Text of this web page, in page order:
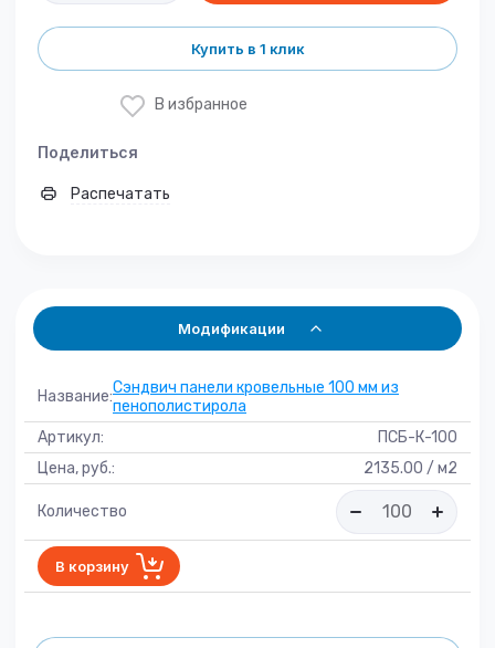
Купить в 1 клик
В избранное
Поделиться
Распечатать
Модификации
Название:Сэндвич панели кровельные 100 мм из
пенополистирола
Артикул:
ПСБ-К-100
Цена, руб.:
2135.00 / м2
Количество
В корзину